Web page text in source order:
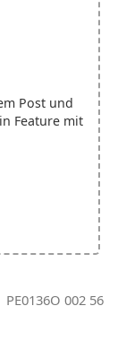
Post und
Feature mit
PE0136O 002 56